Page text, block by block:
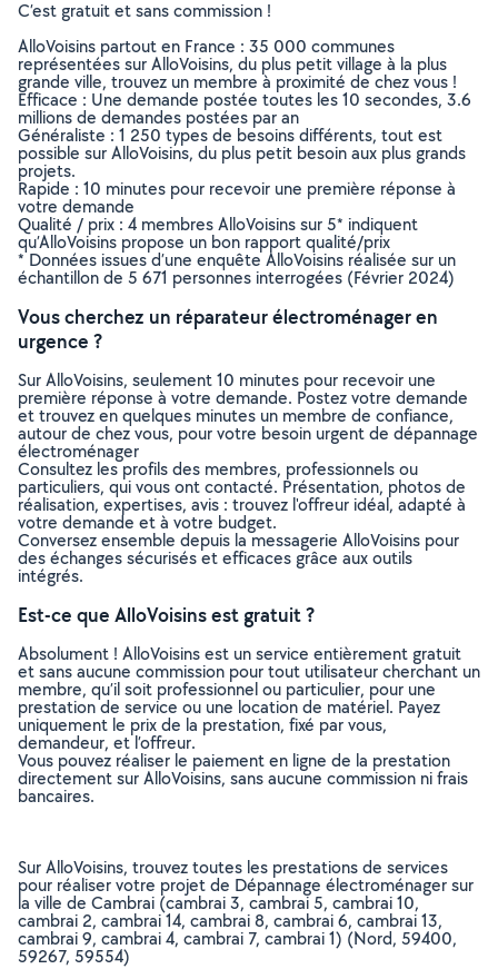
C’est gratuit et sans commission !
AlloVoisins partout en France : 35 000 communes
représentées sur AlloVoisins, du plus petit village à la plus
grande ville, trouvez un membre à proximité de chez vous !
Efficace : Une demande postée toutes les 10 secondes, 3.6
millions de demandes postées par an
Généraliste : 1 250 types de besoins différents, tout est
possible sur AlloVoisins, du plus petit besoin aux plus grands
projets.
Rapide : 10 minutes pour recevoir une première réponse à
votre demande
Qualité / prix : 4 membres AlloVoisins sur 5* indiquent
qu’AlloVoisins propose un bon rapport qualité/prix
* Données issues d’une enquête AlloVoisins réalisée sur un
échantillon de 5 671 personnes interrogées (Février 2024)
Vous cherchez un réparateur électroménager en
urgence ?
Sur AlloVoisins, seulement 10 minutes pour recevoir une
première réponse à votre demande. Postez votre demande
et trouvez en quelques minutes un membre de confiance,
autour de chez vous, pour votre besoin urgent de dépannage
électroménager
Consultez les profils des membres, professionnels ou
particuliers, qui vous ont contacté. Présentation, photos de
réalisation, expertises, avis : trouvez l'offreur idéal, adapté à
votre demande et à votre budget.
Conversez ensemble depuis la messagerie AlloVoisins pour
des échanges sécurisés et efficaces grâce aux outils
intégrés.
Est-ce que AlloVoisins est gratuit ?
Absolument ! AlloVoisins est un service entièrement gratuit
et sans aucune commission pour tout utilisateur cherchant un
membre, qu’il soit professionnel ou particulier, pour une
prestation de service ou une location de matériel. Payez
uniquement le prix de la prestation, fixé par vous,
demandeur, et l’offreur.
Vous pouvez réaliser le paiement en ligne de la prestation
directement sur AlloVoisins, sans aucune commission ni frais
bancaires.
Sur AlloVoisins, trouvez toutes les prestations de services
pour réaliser votre projet de Dépannage électroménager sur
la ville de Cambrai (cambrai 3, cambrai 5, cambrai 10,
cambrai 2, cambrai 14, cambrai 8, cambrai 6, cambrai 13,
cambrai 9, cambrai 4, cambrai 7, cambrai 1) (Nord, 59400,
59267, 59554)